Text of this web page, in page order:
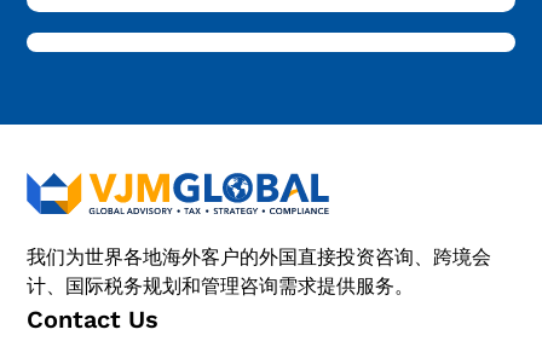
我们为世界各地海外客户的外国直接投资咨询、跨境会
计、国际税务规划和管理咨询需求提供服务。
Contact Us